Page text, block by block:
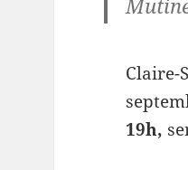
Claire-
19h,